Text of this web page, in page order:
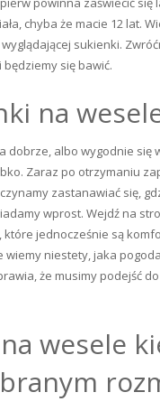
chyba że macie 12 lat.
sukienki.
będziemy się bawić.
na
dobrze, albo wygodnie się
Zaraz po otrzymaniu
zastanawiać się,
wprost. Wejdź na
, które jednocześnie są
wiemy niestety, jaka
że musimy podejść
wesele